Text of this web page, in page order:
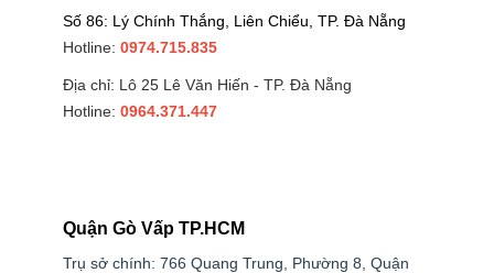
Số 86: Lý Chính Thắng, Liên Chiểu, TP. Đà Nẵng
Hotline: 0974.715.835
Địa chỉ: Lô 25 Lê Văn Hiến - TP. Đà Nẵng
Hotline: 0964.371.447
Quận Gò Vấp TP.HCM
Trụ sở chính: 766 Quang Trung, Phường 8, Quận